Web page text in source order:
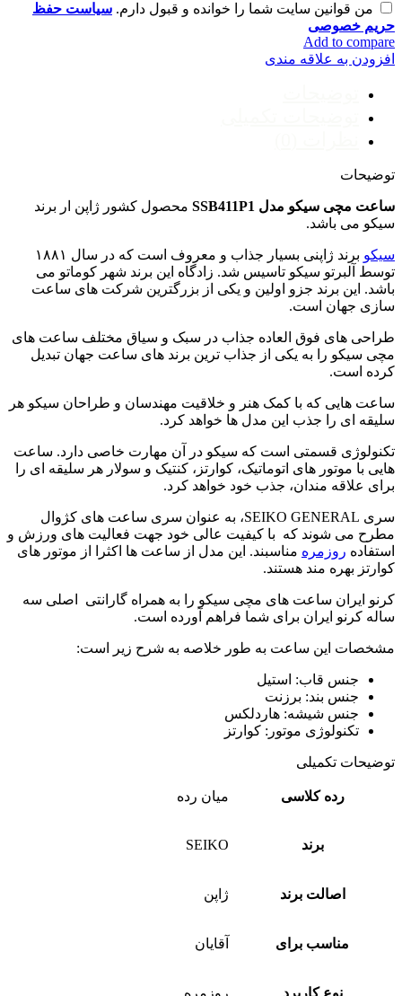
من قوانین سایت شما را خوانده و قبول دارم. سیاست حفظ
حریم خصوصی
Add to compare
افزودن به علاقه مندی
توضیحات
ساعت مچی سیکو مدل SSB411P1
محصول کشور ژاپن ار برند
سیکو می باشد.
سیکو
برند ژاپنی بسیار جذاب و معروف است که در سال ۱۸۸۱
توسط آلبرتو سیکو تاسیس شد. زادگاه این برند شهر کوماتو می
باشد. این برند جزو اولین و یکی از بزرگترین شرکت های ساعت
سازی جهان است.
طراحی های فوق العاده جذاب در سبک و سیاق مختلف ساعت های
مچی سیکو را به یکی از جذاب ترین برند های ساعت جهان تبدیل
کرده است.
ساعت هایی که با کمک هنر و خلاقیت مهندسان و طراحان سیکو هر
سلیقه ای را جذب این مدل ها خواهد کرد.
تکنولوژی قسمتی است که سیکو در آن مهارت خاصی دارد. ساعت
هایی با موتور های اتوماتیک، کوارتز، کنتیک و سولار هر سلیقه ای را
برای علاقه مندان، جذب خود خواهد کرد.
سری SEIKO GENERAL، به عنوان سری ساعت های کژوال
مطرح می شوند که با کیفیت عالی خود جهت فعالیت های ورزش و
استفاده روزمره مناسبند. این مدل از ساعت ها اکثرا از موتور های
کوارتز بهره مند هستند.
کرنو ایران ساعت های مچی سیکو را به همراه گارانتی اصلی سه
ساله کرنو ایران برای شما فراهم آورده است.
مشخصات این ساعت به طور خلاصه به شرح زیر است:
جنس قاب: استیل
جنس بند: برزنت
جنس شیشه: هاردلکس
تکنولوژی موتور: کوارتز
توضیحات تکمیلی
رده کلاسی میان رده
برند SEIKO
اصالت برند ژاپن
مناسب برای آقایان